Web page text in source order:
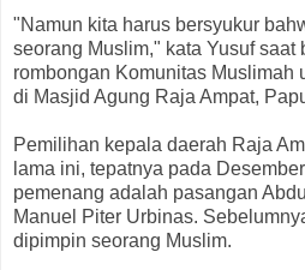
"Namun kita harus bersyukur
seorang Muslim," kata Yusuf saat
rombongan Komunitas Muslimah
di Masjid Agung Raja Ampat,
Pemilihan kepala daerah Raja
lama ini, tepatnya pada
pemenang adalah pasangan
Manuel Piter Urbinas.
dipimpin seorang Muslim.